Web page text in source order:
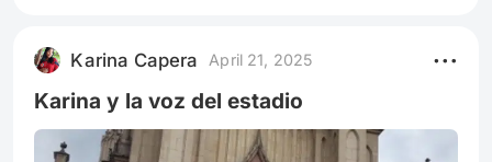
Karina Capera April 21, 2025
Karina y la voz del estadio